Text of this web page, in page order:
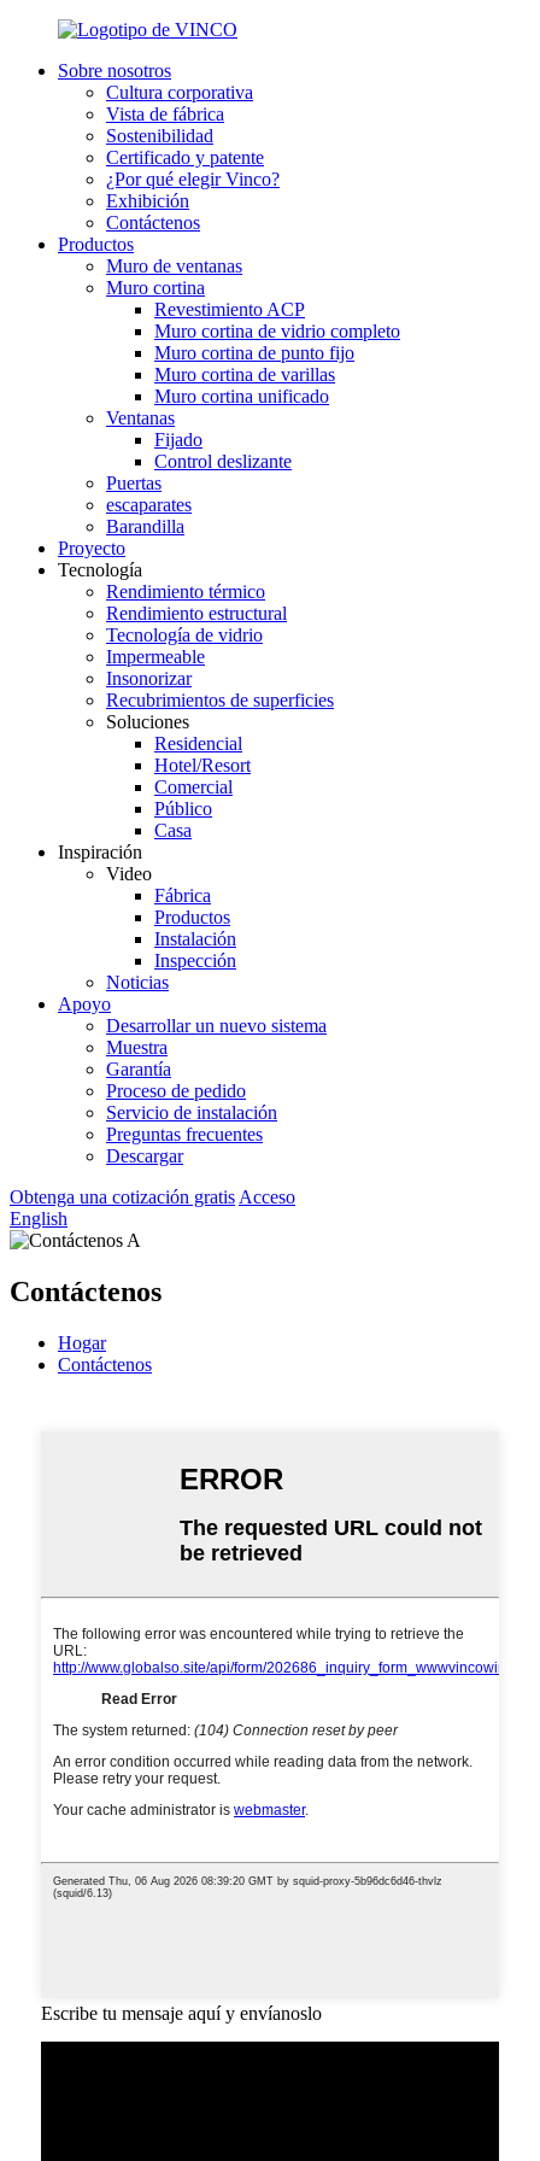
Sobre nosotros
Cultura corporativa
Vista de fábrica
Sostenibilidad
Certificado y patente
¿Por qué elegir Vinco?
Exhibición
Contáctenos
Productos
Muro de ventanas
Muro cortina
Revestimiento ACP
Muro cortina de vidrio completo
Muro cortina de punto fijo
Muro cortina de varillas
Muro cortina unificado
Ventanas
Fijado
Control deslizante
Puertas
escaparates
Barandilla
Proyecto
Tecnología
Rendimiento térmico
Rendimiento estructural
Tecnología de vidrio
Impermeable
Insonorizar
Recubrimientos de superficies
Soluciones
Residencial
Hotel/Resort
Comercial
Público
Casa
Inspiración
Video
Fábrica
Productos
Instalación
Inspección
Noticias
Apoyo
Desarrollar un nuevo sistema
Muestra
Garantía
Proceso de pedido
Servicio de instalación
Preguntas frecuentes
Descargar
Obtenga una cotización gratis Acceso
English
Contáctenos
Hogar
Contáctenos
Escribe tu mensaje aquí y envíanoslo